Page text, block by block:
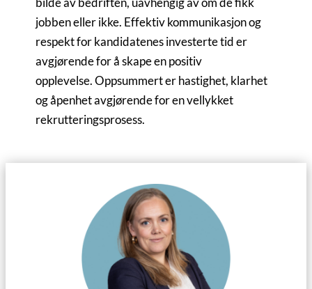
jobben eller ikke. Effektiv kommunikasjon og
respekt for kandidatenes investerte tid er
avgjørende for å skape en positiv
opplevelse. Oppsummert er hastighet, klarhet
og åpenhet avgjørende for en vellykket
rekrutteringsprosess.